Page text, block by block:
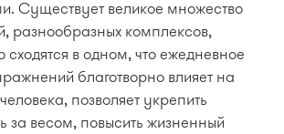
Существует великое множество
разнообразных комплексов,
сходятся в одном, что ежедневное
благотворно влияет на
позволяет укрепить
за весом, повысить жизненный